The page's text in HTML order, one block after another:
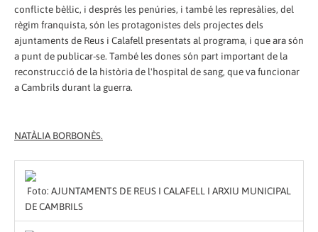
conflicte bèl·lic, i després les penúries, i també les represàlies, del
règim franquista, són les protagonistes dels projectes dels
ajuntaments de Reus i Calafell presentats al programa, i que ara són
a punt de publicar-se. També les dones són part important de la
reconstrucció de la història de l'hospital de sang, que va funcionar
a Cambrils durant la guerra.
NATÀLIA BORBONÈS.
Foto: AJUNTAMENTS DE REUS I CALAFELL I ARXIU MUNICIPAL
DE CAMBRILS